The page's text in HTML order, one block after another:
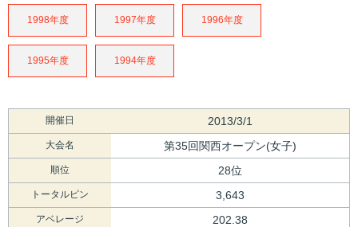
1998年度 1997年度 1996年度
1995年度 1994年度
開催日 2013/3/1
大会名 第35回関西オープン(女子)
順位 28位
トータルピン 3,643
アベレージ 202.38